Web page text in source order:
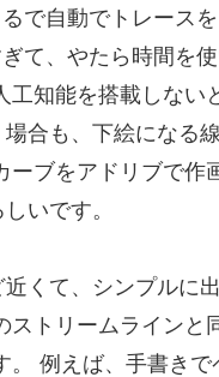
で自動でトレース
て、やたら時間を
知能を搭載しない
合も、下絵になる
ブをアドリブで作
いです。
くて、シンプルに
トリームラインと
例えば、手書き